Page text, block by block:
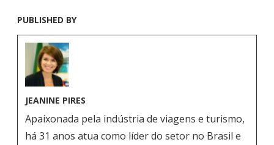
PUBLISHED BY
JEANINE PIRES
Apaixonada pela indústria de viagens e turismo,
há 31 anos atua como líder do setor no Brasil e